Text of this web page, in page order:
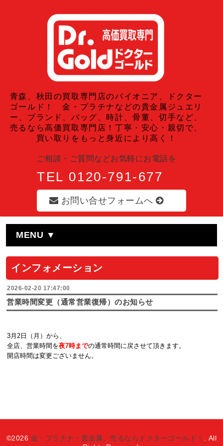
青森、秋田の買取専門店のパイオニア、ドクター
ゴールド！ 金・プラチナなどの貴金属ジュエリ
ー、ブランド、バッグ、時計、骨董、切手など、
売るなら高価買取専門店！丁寧・安心・親切で、
買い取りをもっと身近により高く！
ご相談・ご質問などお気軽にお電話を
TEL 0120-791-677
お問い合せフォームへ
MENU ▼
インフォメーション
2026-02-20 17:47:00
営業時間変更（通常営業復帰）のお知らせ
3月2日（月）から、
全店、営業時間を夜7時までの通常時間に戻させて頂きます。
開店時間は変更ございません。
©2026 金・プラチナ・貴金属、売るならドクターゴールド！
. All